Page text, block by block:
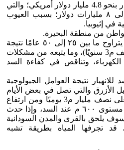
التكلفة العالية التي تقدر بنحو 4.8 مليار دولار أمريكي؛ والتي
من المتوقع أن تصل إلى ٨ مليارات دولار؛ بسبب العيوب
في إثيوبيا.
قصر عمر السد والذي يتراوح ما بين ٢٥ إلى ٥٠ عامًا نتيجة
الإطماء الشديد (٤٢٠ ألف م3 سنويًا)، وما يتبعه من مشكلات
الكهرباء، وتناقص في كفاءة السد
نتيجة العوامل الجيولوجية
الأزرق والتي تصل في بعض الأيام
(سبتمبر) إلى ما يزيد على نصف مليار م3 يوميًا ومن ارتفاع
يزيد على ٢٠٠٠ م نحو مستوى ٦٠٠ م عند السد، وإذا حدث
يلحق بالقرى والمدن السودانية
تجرفها المياه بطريقة تشبه